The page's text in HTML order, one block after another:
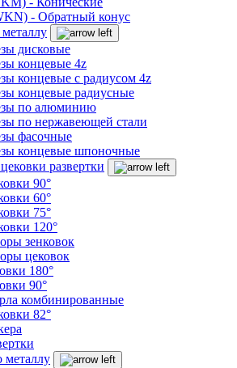
- Обратный конус
дисковые
концевые 4z
концевые с радиусом 4z
концевые радиусные
по алюминию
по нержавеющей стали
фасочные
концевые шпоночные
развертки
90°
60°
75°
120°
зенковок
цековок
180°
90°
комбинированные
82°
металлу